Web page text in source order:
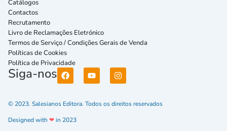
Catálogos
Contactos
Recrutamento
Livro de Reclamações Eletrónico
Termos de Serviço / Condições Gerais de Venda
Políticas de Cookies
Política de Privacidade
Siga-nos
© 2023. Salesianos Editora. Todos os direitos reservados
Designed with ❤in 2023